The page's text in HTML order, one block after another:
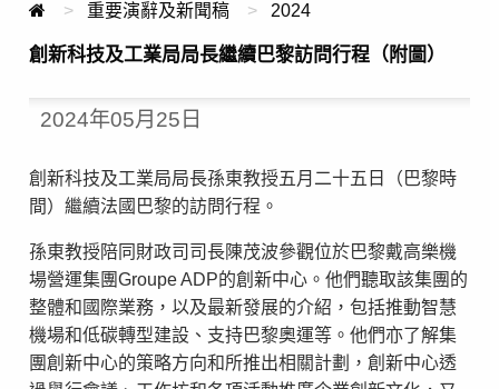
重要演辭及新聞稿 2024
創新科技及工業局局長繼續巴黎訪問行程（附圖）
2024年05月25日
創新科技及工業局局長孫東教授五月二十五日（巴黎時
間）繼續法國巴黎的訪問行程。
孫東教授陪同財政司司長陳茂波參觀位於巴黎戴高樂機
場營運集團Groupe ADP的創新中心。他們聽取該集團的
整體和國際業務，以及最新發展的介紹，包括推動智慧
機場和低碳轉型建設、支持巴黎奧運等。他們亦了解集
團創新中心的策略方向和所推出相關計劃，創新中心透